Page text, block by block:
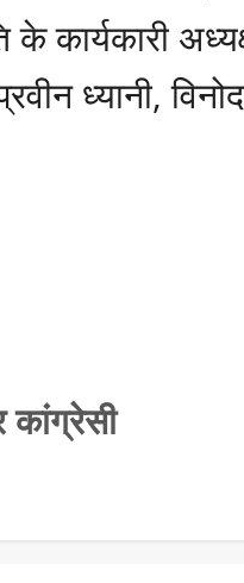
कार्यकारी
ध्यानी,
कांग्रेसी